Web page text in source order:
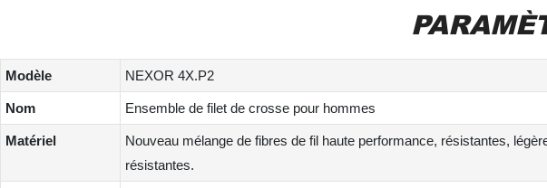
Modèle NEXOR 4X.P2
Nom Ensemble de filet de crosse pour hommes
Matériel
Nouveau mélange de fibres de fil haute performance, résistantes,
résistantes.